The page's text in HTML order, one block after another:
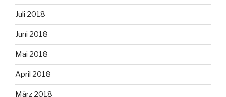
Juli 2018
Juni 2018
Mai 2018
April 2018
März 2018